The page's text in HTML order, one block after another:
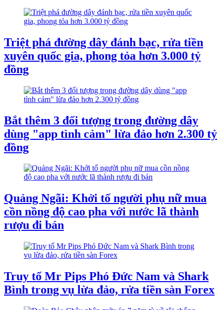
Triệt phá đường dây đánh bạc, rửa tiền
xuyên quốc gia, phong tỏa hơn 3.000 tỷ
đồng
Bắt thêm 3 đối tượng trong đường dây
dùng "app tình cảm" lừa đảo hơn 2.300 tỷ
đồng
Quảng Ngãi: Khởi tố người phụ nữ mua
cồn nồng độ cao pha với nước lã thành
rượu đi bán
Truy tố Mr Pips Phó Đức Nam và Shark
Bình trong vụ lừa đảo, rửa tiền sàn Forex